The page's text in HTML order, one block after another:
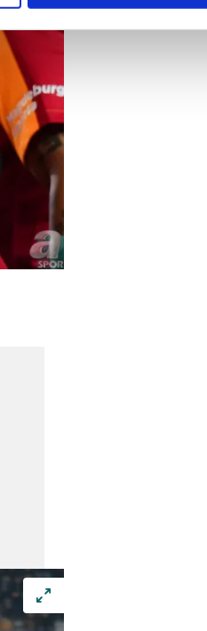
reklamlar
kişilere ait çerezler
toplumu hizmetlerinin
ve sizlere yönelik
dahilinde kullanılacaktır.
Çerezlere ilişkin detaylı bilgi
Metnimizi okumak ve sitemizde